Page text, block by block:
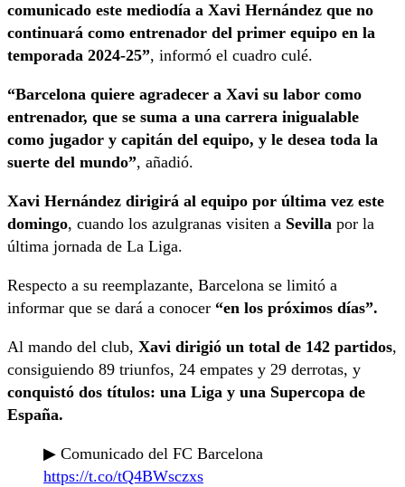
comunicado este mediodía a Xavi Hernández que no
continuará como entrenador del primer equipo en la
temporada 2024-25”, informó el cuadro culé.
“Barcelona quiere agradecer a Xavi su labor como
entrenador, que se suma a una carrera inigualable
como jugador y capitán del equipo, y le desea toda la
suerte del mundo”, añadió.
Xavi Hernández dirigirá al equipo por última vez este
domingo, cuando los azulgranas visiten a Sevilla por la
última jornada de La Liga.
Respecto a su reemplazante, Barcelona se limitó a
informar que se dará a conocer “en los próximos días”.
Al mando del club, Xavi dirigió un total de 142 partidos,
consiguiendo 89 triunfos, 24 empates y 29 derrotas, y
conquistó dos títulos: una Liga y una Supercopa de
España.
▶ Comunicado del FC Barcelona
https://t.co/tQ4BWsczxs